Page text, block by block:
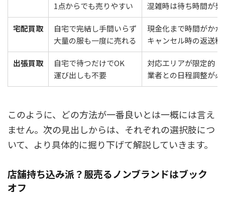
1点からでも売りやすい
混雑時は待ち時間が発
宅配買取
自宅で完結し手間いらず
大量の服も一度に売れる
現金化まで時間がかか
キャンセル時の返送
出張買取
自宅で待つだけでOK
運び出しも不要
対応エリアが限定的
業者との日程調整が必
このように、どの方法が一番良いとは一概には言え
ません。次の見出しからは、それぞれの選択肢につ
いて、より具体的に掘り下げて解説していきます。
店舗持ち込み派？服売るノンブランドはブック
オフ